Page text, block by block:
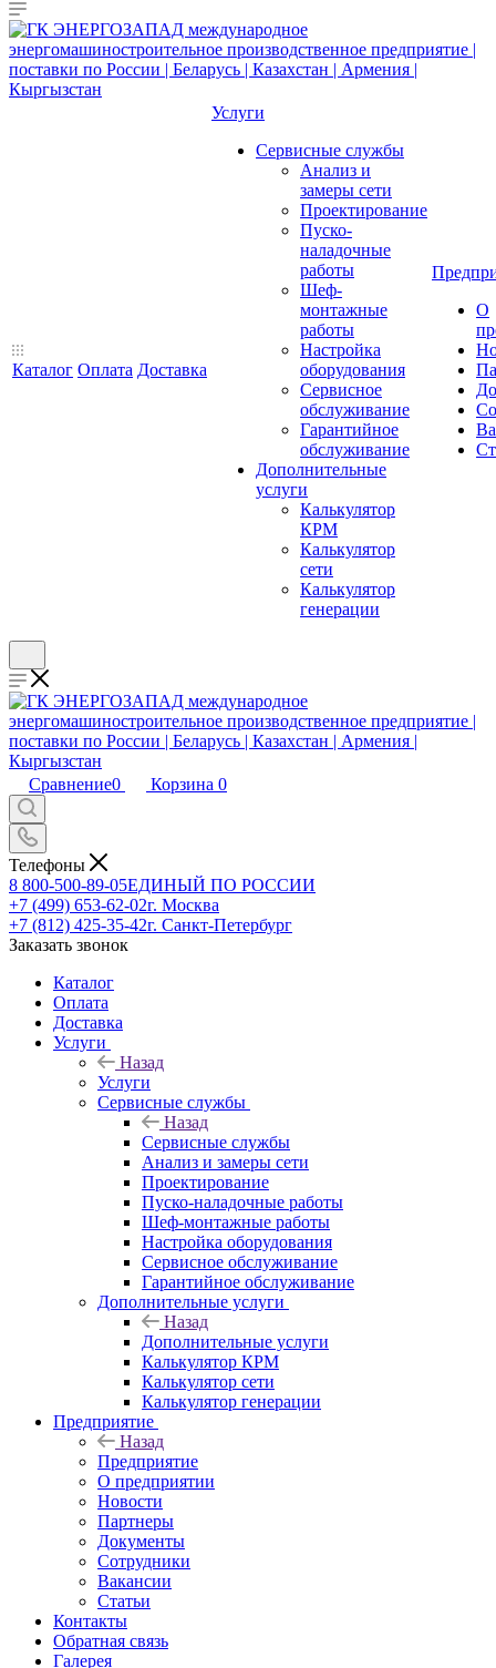
Каталог Оплата Доставка
Услуги
Сервисные службы
Анализ и
замеры сети
Проектирование
Пуско-
наладочные
работы
Шеф-
монтажные
работы
Настройка
оборудования
Сервисное
обслуживание
Гарантийное
обслуживание
Дополнительные
услуги
Калькулятор
КРМ
Калькулятор
сети
Калькулятор
генерации
О
Сравнение0 Корзина 0
Телефоны
8 800-500-89-05ЕДИНЫЙ ПО РОССИИ
+7 (499) 653-62-02г. Москва
+7 (812) 425-35-42г. Санкт-Петербург
Заказать звонок
Каталог
Оплата
Доставка
Услуги
Назад
Услуги
Сервисные службы
Назад
Сервисные службы
Анализ и замеры сети
Проектирование
Пуско-наладочные работы
Шеф-монтажные работы
Настройка оборудования
Сервисное обслуживание
Гарантийное обслуживание
Дополнительные услуги
Назад
Дополнительные услуги
Калькулятор КРМ
Калькулятор сети
Калькулятор генерации
Предприятие
Назад
Предприятие
О предприятии
Новости
Партнеры
Документы
Сотрудники
Вакансии
Статьи
Контакты
Обратная связь
Галерея